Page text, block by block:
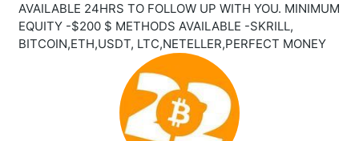
AVAILABLE 24HRS TO FOLLOW UP WITH YOU. MINIMUM
EQUITY -$200 $ METHODS AVAILABLE -SKRILL,
BITCOIN,ETH,USDT, LTC,NETELLER,PERFECT MONEY